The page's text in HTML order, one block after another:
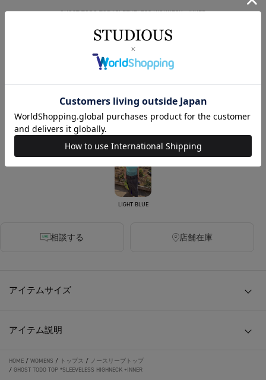
GHOST TODO TOP *SLEEVELESS HIGHNECK +INNER
￥24,200税込
220ポイント付与
LIGHT BLUE
相談する 店舗在庫
アイテムサイズ
アイテム説明
HOME / WOMENS / トップス / ノースリーブトップ
/ GHOST TODO TOP *SLEEVELESS HIGHNECK +INNER